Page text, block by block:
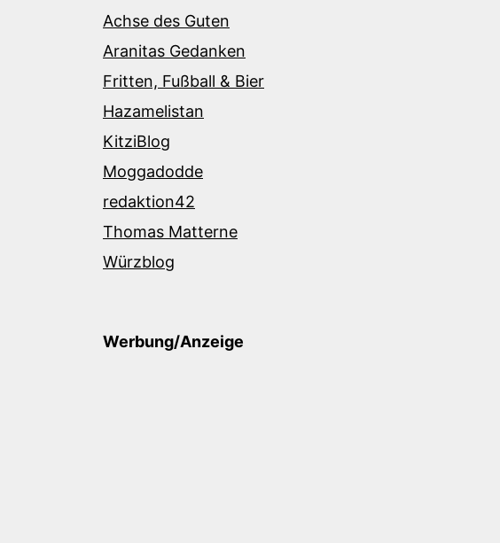
Achse des Guten
Aranitas Gedanken
Fritten, Fußball & Bier
Hazamelistan
KitziBlog
Moggadodde
redaktion42
Thomas Matterne
Würzblog
Werbung/Anzeige